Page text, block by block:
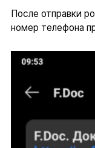
После отправки
номер телефона